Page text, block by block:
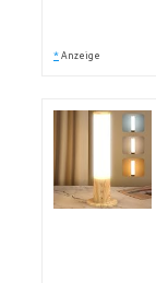
* Anzeige